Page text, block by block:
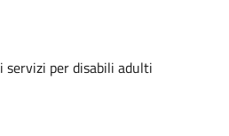
servizi per disabili adulti